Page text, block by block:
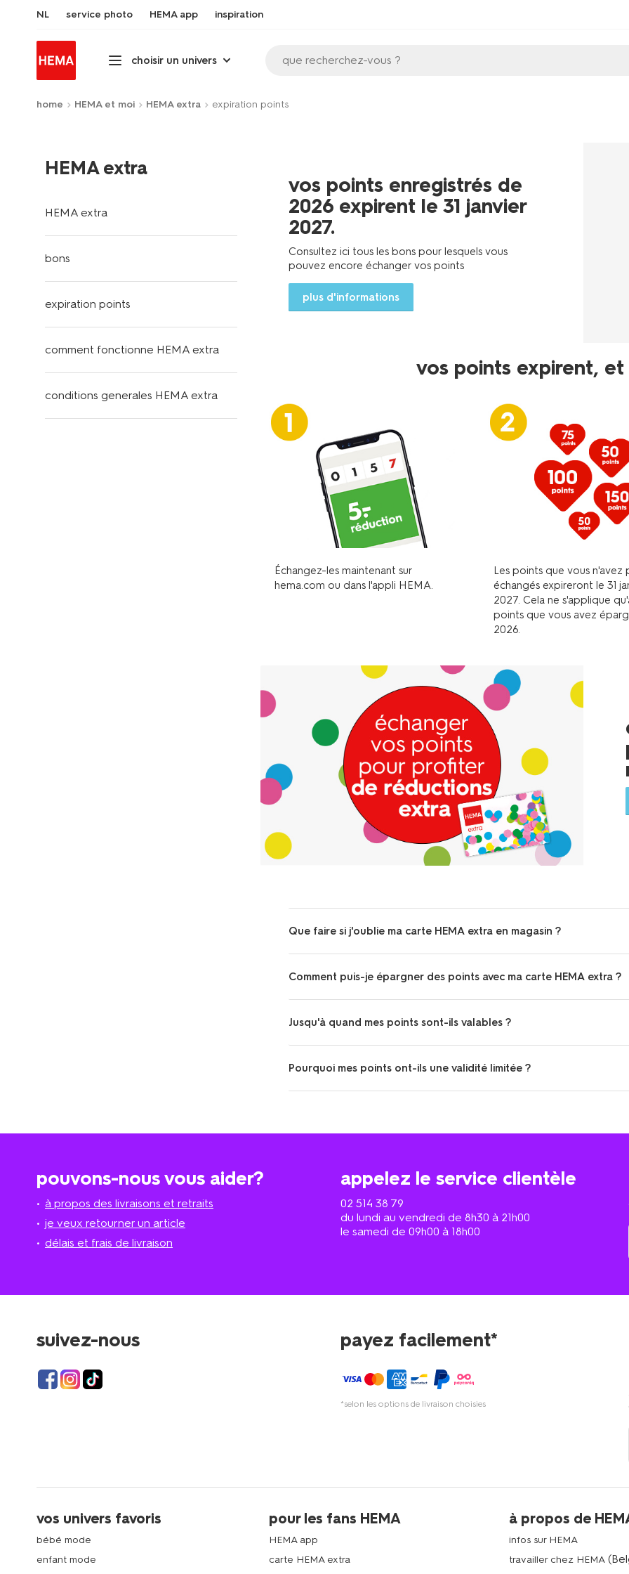
NL service photo HEMA app inspiration
choisir un univers que recherchez-vous ?
home HEMA et moi HEMA extra expiration points
HEMA extra
HEMA extra
bons
expiration points
comment fonctionne HEMA extra
conditions generales HEMA extra
vos points enregistrés de
2026 expirent le 31 janvier
2027.
Consultez ici tous les bons pour lesquels vous
pouvez encore échanger vos points
plus d'informations
vos points expirent,
Échangez-les maintenant sur
hema.com ou dans l'appli HEMA.
Les points que vous n'avez
échangés expireront le 31
2027. Cela ne s'applique
points que vous avez
2026.
Que faire si j'oublie ma carte HEMA extra en magasin ?
Comment puis-je épargner des points avec ma carte HEMA extra ?
Jusqu'à quand mes points sont-ils valables ?
Pourquoi mes points ont-ils une validité limitée ?
pouvons-nous vous aider?
à propos des livraisons et retraits
je veux retourner un article
délais et frais de livraison
appelez le service clientèle
02 514 38 79
du lundi au vendredi de 8h30 à 21h00
le samedi de 09h00 à 18h00
suivez-nous payez facilement*
*selon les options de livraison choisies
vos univers favoris
bébé mode
enfant mode
pour les fans HEMA
HEMA app
carte HEMA extra
à propos de
infos sur HEMA
travailler chez HEMA